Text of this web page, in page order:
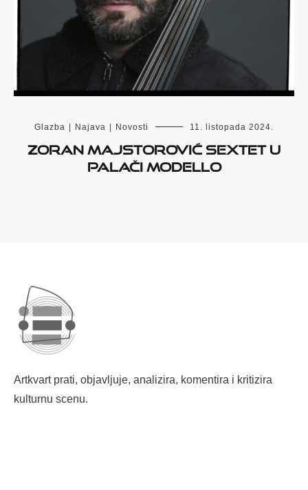
Glazba Najava Novosti 11. listopada 2024.
ZORAN MAJSTOROVIĆ SEXTET U
PALAČI MODELLO
Artkvart prati, objavljuje, analizira, komentira i kritizira
kulturnu scenu.